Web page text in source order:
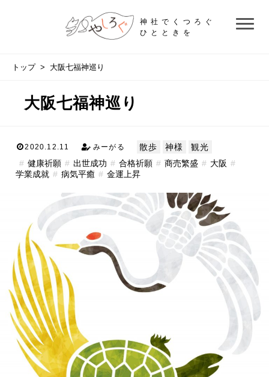
神社でくつろぐ
ひとときを
トップ> 大阪七福神巡り
大阪七福神巡り
2020.12.11 みーがる 散歩 神様
観光
健康祈願
出世成功 合格祈願 商売繁盛
大阪
学業成就
病気平癒 金運上昇